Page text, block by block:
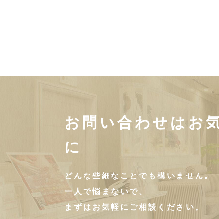
お問い合わせはお
に
どんな些細なことでも構いません。
一人で悩まないで、
まずはお気軽にご相談ください。